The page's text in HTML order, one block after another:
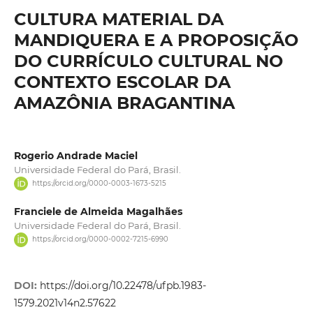
CULTURA MATERIAL DA
MANDIQUERA E A PROPOSIÇÃO
DO CURRÍCULO CULTURAL NO
CONTEXTO ESCOLAR DA
AMAZÔNIA BRAGANTINA
Rogerio Andrade Maciel
Universidade Federal do Pará, Brasil.
https://orcid.org/0000-0003-1673-5215
Franciele de Almeida Magalhães
Universidade Federal do Pará, Brasil.
https://orcid.org/0000-0002-7215-6990
DOI: https://doi.org/10.22478/ufpb.1983-
1579.2021v14n2.57622